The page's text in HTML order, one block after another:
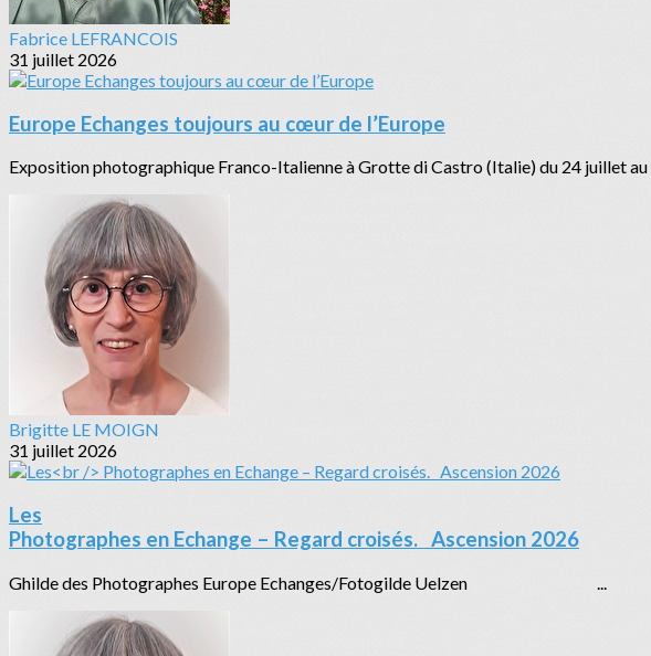
Fabrice LEFRANCOIS
31 juillet 2026
Europe Echanges toujours au cœur de l’Europe
Exposition photographique Franco-Italienne à Grotte di Castro (Italie) du 24 juillet au
Brigitte LE MOIGN
31 juillet 2026
Les
Photographes en Echange – Regard croisés. Ascension 2026
Ghilde des Photographes Europe Echanges/Fotogilde Uelzen ...